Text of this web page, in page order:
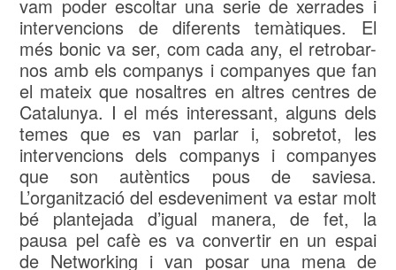
vam poder escoltar una serie de xerrades i
intervencions de diferents temàtiques. El
més bonic va ser, com cada any, el retrobar-
nos amb els companys i companyes que fan
el mateix que nosaltres en altres centres de
Catalunya. I el més interessant, alguns dels
temes que es van parlar i, sobretot, les
intervencions dels companys i companyes
que son autèntics pous de saviesa.
L’organització del esdeveniment va estar molt
bé plantejada d’igual manera, de fet, la
pausa pel cafè es va convertir en un espai
de Networking i van posar una mena de